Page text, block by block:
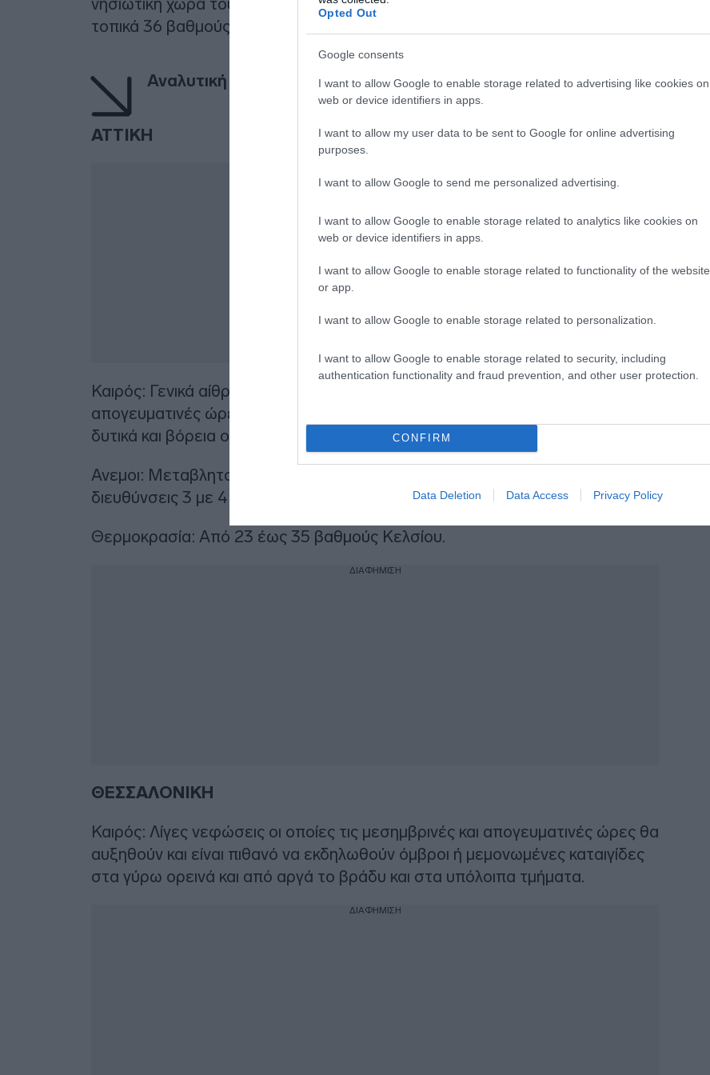
Opted Out
Google consents
I want to allow Google to enable storage related to advertising like cookies on
web or device identifiers in apps.
I want to allow my user data to be sent to Google for online advertising
purposes.
I want to allow Google to send me personalized advertising.
I want to allow Google to enable storage related to analytics like cookies on
web or device identifiers in apps.
I want to allow Google to enable storage related to functionality of the website
or app.
I want to allow Google to enable storage related to personalization.
I want to allow Google to enable storage related to security, including
authentication functionality and fraud prevention, and other user protection.
CONFIRM
Data Deletion Data Access Privacy Policy
τοπικά 36 βαθμούς Κελσίου.
Αναλυτική πρόγνωση για όλη τη χώρα
ΑΤΤΙΚΗ
Καιρός: Γενικά αίθριος με πρόσκαιρες νεφώσεις τις μεσημβρινές και
απογευματινές ώρες οπότε είναι πιθανό να σημειωθούν τοπικοί όμβροι στα
δυτικά και βόρεια ορεινά.
Ανεμοι: Μεταβλητοί 3 και τις μεσημβρινές και απογευματινές ώρες από νότιες
διευθύνσεις 3 με 4 μποφόρ.
Θερμοκρασία: Από 23 έως 35 βαθμούς Κελσίου.
ΔΙΑΦΗΜΙΣΗ
ΘΕΣΣΑΛΟΝΙΚΗ
Καιρός: Λίγες νεφώσεις οι οποίες τις μεσημβρινές και απογευματινές ώρες θα
αυξηθούν και είναι πιθανό να εκδηλωθούν όμβροι ή μεμονωμένες καταιγίδες
στα γύρω ορεινά και από αργά το βράδυ και στα υπόλοιπα τμήματα.
ΔΙΑΦΗΜΙΣΗ